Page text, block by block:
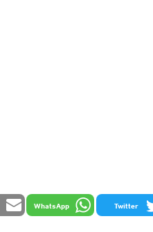
Twitter
WhatsApp